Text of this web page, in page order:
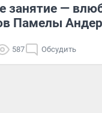
занятие —
Памелы
587 Обсудить